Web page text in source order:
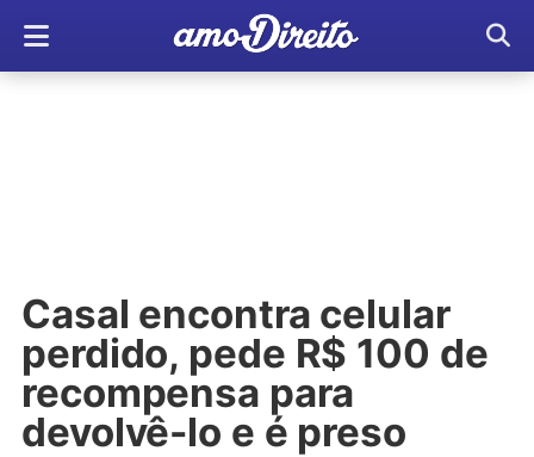
Casal encontra celular
perdido, pede R$ 100 de
recompensa para
devolvê-lo e é preso